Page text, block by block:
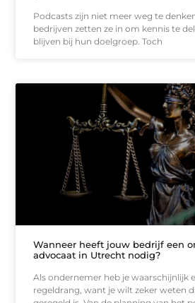
Podcasts zijn niet meer weg te
bedrijven zetten ze in om kennis te
blijven bij hun doelgroep. Toch
Wanneer heeft jouw bedrijf een
advocaat in Utrecht nodig?
Als ondernemer heb je waarschijnlijk
regeldrang, want je wilt zeker weten